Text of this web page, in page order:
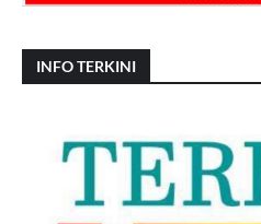
INFO TERKINI